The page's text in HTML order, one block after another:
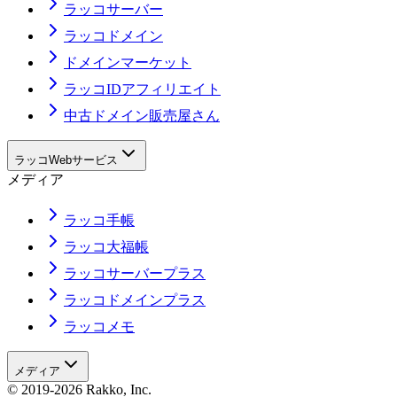
ラッコサーバー
ラッコドメイン
ドメインマーケット
ラッコIDアフィリエイト
中古ドメイン販売屋さん
ラッコWebサービス
メディア
ラッコ手帳
ラッコ大福帳
ラッコサーバープラス
ラッコドメインプラス
ラッコメモ
メディア
© 2019-2026 Rakko, Inc.